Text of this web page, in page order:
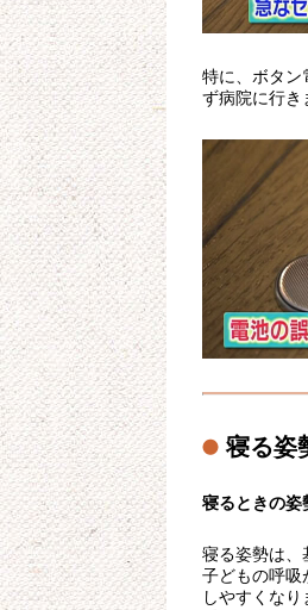
特に、ボタン
ず病院に行き
寝る姿
寝るときの姿
寝る姿勢は、
子どもの呼吸
しやすくなり